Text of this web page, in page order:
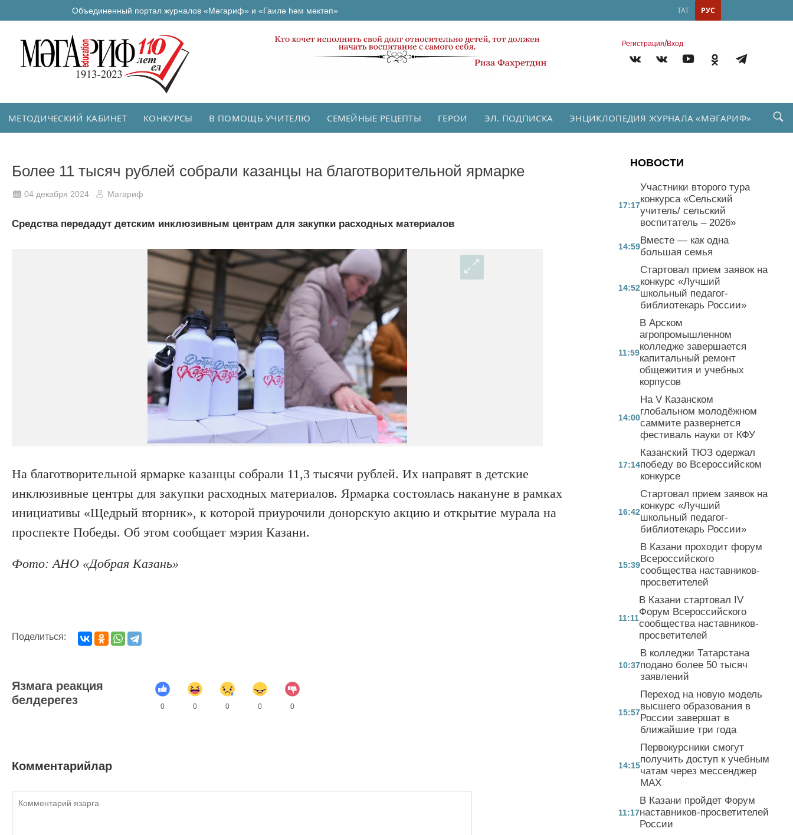
Объединенный портал журналов «Мәгариф» и «Гаилә һәм мәктәп» РУС
ТАТ
Регистрация/Вход
МЕТОДИЧЕСКИЙ КАБИНЕТ КОНКУРСЫ В ПОМОЩЬ УЧИТЕЛЮ СЕМЕЙНЫЕ РЕЦЕПТЫ ГЕРОИ ЭЛ. ПОДПИСКА ЭНЦИКЛОПЕДИЯ ЖУРНАЛА «МӘГАРИФ»
Более 11 тысяч рублей собрали казанцы на благотворительной ярмарке
04 декабря 2024 Магариф
Средства передадут детским инклюзивным центрам для закупки расходных материалов
На благотворительной ярмарке казанцы собрали 11,3 тысячи рублей. Их направят в детские
инклюзивные центры для закупки расходных материалов. Ярмарка состоялась накануне в рамках
инициативы «Щедрый вторник», к которой приурочили донорскую акцию и открытие мурала на
проспекте Победы. Об этом сообщает мэрия Казани.
Фото: АНО «Добрая Казань»
Поделиться:
Язмага реакция
белдерегез
0 0 0 0 0
Комментарийлар
НОВОСТИ
17:17
Участники второго тура
конкурса «Сельский
учитель/ сельский
воспитатель – 2026»
14:59
Вместе — как одна
большая семья
14:52
Стартовал прием заявок на
конкурс «Лучший
школьный педагог-
библиотекарь России»
11:59
В Арском
агропромышленном
колледже завершается
капитальный ремонт
общежития и учебных
корпусов
14:00
На V Казанском
глобальном молодёжном
саммите развернется
фестиваль науки от КФУ
17:14
Казанский ТЮЗ одержал
победу во Всероссийском
конкурсе
16:42
Стартовал прием заявок на
конкурс «Лучший
школьный педагог-
библиотекарь России»
15:39
В Казани проходит форум
Всероссийского
сообщества наставников-
просветителей
11:11
В Казани стартовал IV
Форум Всероссийского
сообщества наставников-
просветителей
10:37
В колледжи Татарстана
подано более 50 тысяч
заявлений
15:57
Переход на новую модель
высшего образования в
России завершат в
ближайшие три года
14:15
Первокурсники смогут
получить доступ к учебным
чатам через мессенджер
MAX
11:17
В Казани пройдет Форум
наставников-просветителей
России